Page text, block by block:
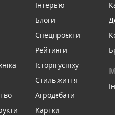
Інтервʼю
Блоги
Спецпроєкти
Рейтинги
Історії успіху
Стиль життя
Агродебати
Картки